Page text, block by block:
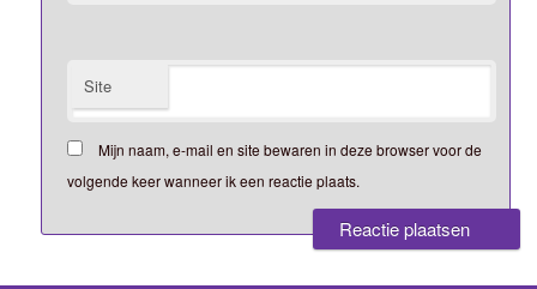
Site
Mijn naam, e-mail en site bewaren in deze browser voor de
volgende keer wanneer ik een reactie plaats.